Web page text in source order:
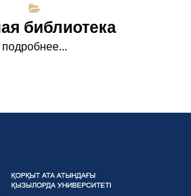
библиотека
подробнее...